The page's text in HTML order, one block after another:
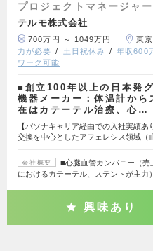
プロジェクトマネージャ
テルモ株式会社
700万円 ～ 1049万円 東
力が必要
土日祝休み 年収600
ワーク可能
■創立100年以上の日本発
機器メーカー：体温計から
在はカテーテル治療、心…
【パソナキャリア経由での入社実績
交換を中心としたアフェレシス領域（
会社概要
■心臓血管カンパニー（
におけるカテーテル、ステントが主力
興味あり